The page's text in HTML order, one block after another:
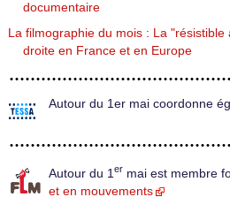
documentaire
La filmographie du mois : La "résistible
droite en France et en Europe
Autour du 1er mai coordonne
Autour du 1 er mai est membre
et en mouvements